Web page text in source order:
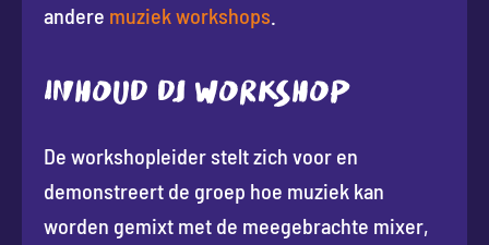
andere muziek workshops
INHOUD DJ WORKSHOP
De workshopleider stelt zich voor en
demonstreert de groep hoe muziek kan
worden gemixt met de meegebrachte mixer,